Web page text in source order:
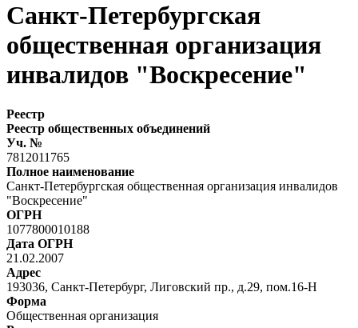
Санкт-Петербургская
общественная организация
инвалидов "Воскресение"
Реестр
Реестр общественных объединений
Уч. №
7812011765
Полное наименование
Санкт-Петербургская общественная организация инвалидов
"Воскресение"
ОГРН
1077800010188
Дата ОГРН
21.02.2007
Адрес
193036, Санкт-Петербург, Лиговский пр., д.29, пом.16-Н
Форма
Общественная организация